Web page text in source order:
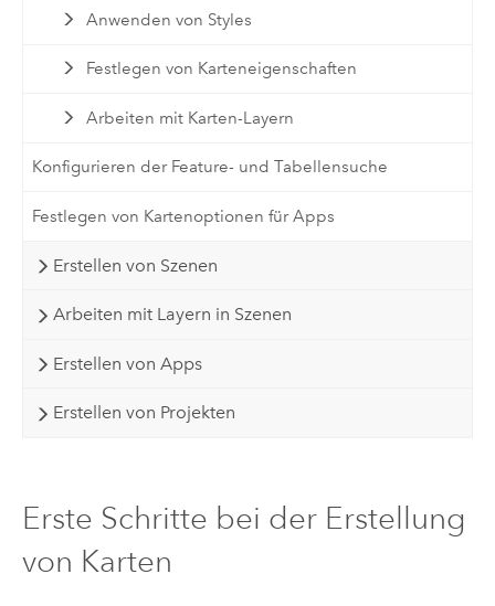
Anwenden von Styles
Festlegen von Karteneigenschaften
Arbeiten mit Karten-Layern
Konfigurieren der Feature- und Tabellensuche
Festlegen von Kartenoptionen für Apps
Erstellen von Szenen
Arbeiten mit Layern in Szenen
Erstellen von Apps
Erstellen von Projekten
Erste Schritte bei der Erstellung
von Karten